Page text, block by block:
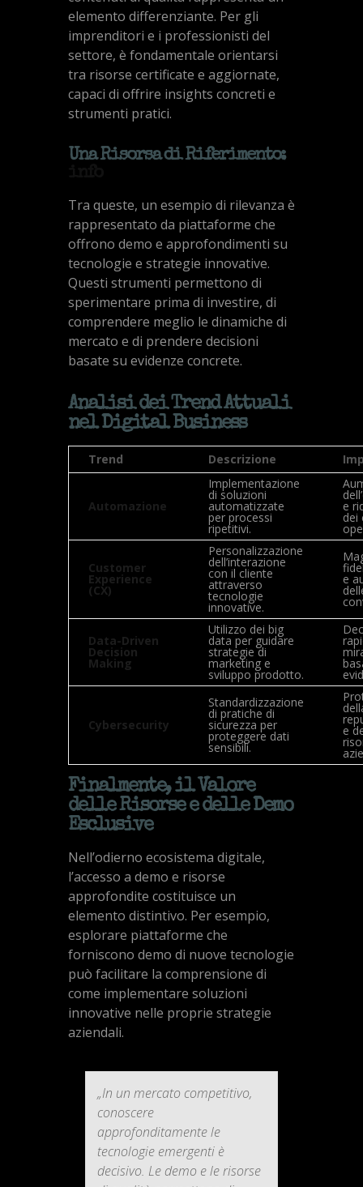
elemento differenziante. Per gli
imprenditori e i professionisti del
settore, è fondamentale orientarsi
tra risorse certificate e aggiornate,
capaci di offrire insights concreti e
strumenti pratici.
Una Risorsa di Riferimento:
Tra queste, un esempio di rilevanza è
rappresentato da piattaforme che
offrono demo e approfondimenti su
tecnologie e strategie innovative.
Questi strumenti permettono di
sperimentare prima di investire, di
comprendere meglio le dinamiche di
mercato e di prendere decisioni
basate su evidenze concrete.
Analisi dei Trend Attuali
nel Digital Business
Trend Descrizione
Automazione
Implementazione
di soluzioni
automatizzate
per processi
ripetitivi.
e
dei
Customer
Experience
(CX)
Personalizzazione
dell’interazione
con il cliente
attraverso
tecnologie
innovative.
e
Data-Driven
Decision
Making
Utilizzo dei big
data per guidare
strategie di
marketing e
sviluppo prodotto.
Cybersecurity
Standardizzazione
di pratiche di
sicurezza per
proteggere dati
sensibili.
e
Finalmente, il Valore
delle Risorse e delle Demo
Esclusive
Nell’odierno ecosistema digitale,
l’accesso a demo e risorse
approfondite costituisce un
elemento distintivo. Per esempio,
esplorare piattaforme che
forniscono demo di nuove tecnologie
può facilitare la comprensione di
come implementare soluzioni
innovative nelle proprie strategie
aziendali.
„In un mercato competitivo,
conoscere
approfonditamente le
tecnologie emergenti è
decisivo. Le demo e le risorse